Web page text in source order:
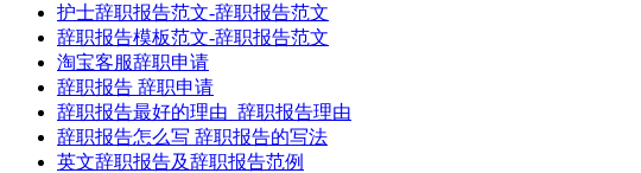
护士辞职报告范文-辞职报告范文
辞职报告模板范文-辞职报告范文
淘宝客服辞职申请
辞职报告 辞职申请
辞职报告最好的理由_辞职报告理由
辞职报告怎么写 辞职报告的写法
英文辞职报告及辞职报告范例